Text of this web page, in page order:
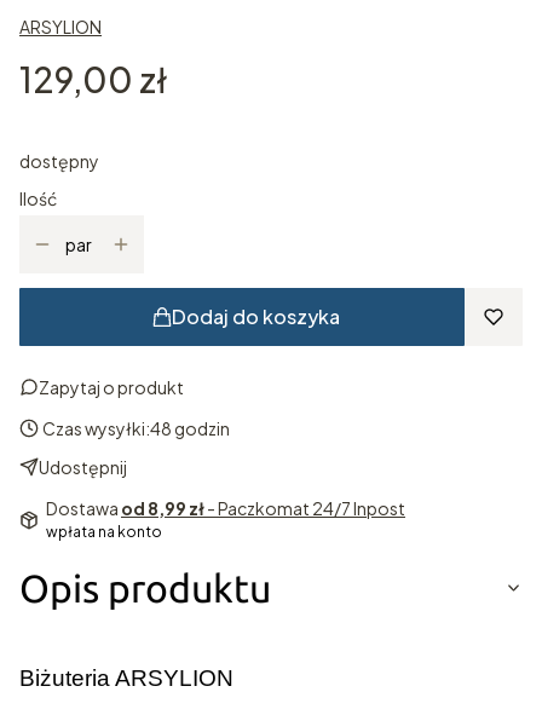
ARSYLION
Cena
129,00 zł
dostępny
Ilość
par
Dodaj do koszyka
Zapytaj o produkt
Czas wysyłki:48 godzin
Udostępnij
Dostawa od 8,99 zł- Paczkomat 24/7 Inpost
wpłata na konto
Opis produktu
Biżuteria ARSYLION